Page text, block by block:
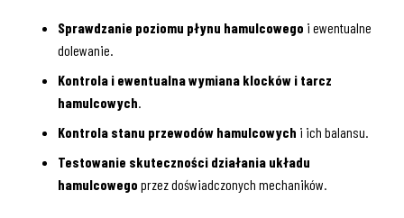
Sprawdzanie poziomu płynu hamulcowego i ewentualne
dolewanie.
Kontrola i ewentualna wymiana klocków i tarcz
hamulcowych
Kontrola stanu przewodów hamulcowych i ich balansu.
Testowanie skuteczności działania układu
hamulcowego przez doświadczonych mechaników.